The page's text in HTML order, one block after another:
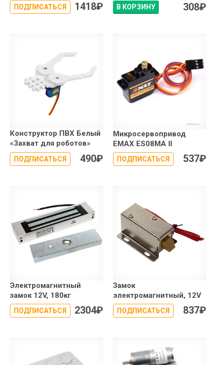
ПОДПИСАТЬСЯ 1418₽ В КОРЗИНУ 308₽
Конструктор ПВХ Белый
«Захват для роботов»
ПОДПИСАТЬСЯ 490₽
Микросервопривод
EMAX ES08MA II
ПОДПИСАТЬСЯ 537₽
Электромагнитный
замок 12V, 180кг
ПОДПИСАТЬСЯ 2304₽
Замок
электромагнитный, 12V
ПОДПИСАТЬСЯ 837₽